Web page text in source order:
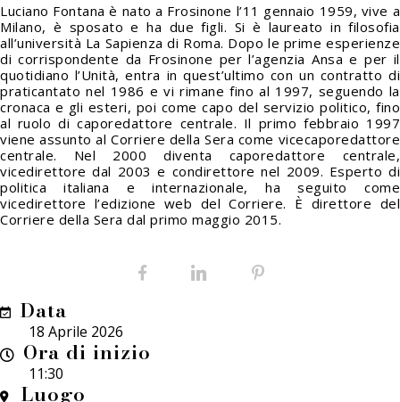
Luciano Fontana è nato a Frosinone l’11 gennaio 1959, vive a
Milano, è sposato e ha due figli. Si è laureato in filosofia
all’università La Sapienza di Roma. Dopo le prime esperienze
di corrispondente da Frosinone per l’agenzia Ansa e per il
quotidiano l’Unità, entra in quest’ultimo con un contratto di
praticantato nel 1986 e vi rimane fino al 1997, seguendo la
cronaca e gli esteri, poi come capo del servizio politico, fino
al ruolo di caporedattore centrale. Il primo febbraio 1997
viene assunto al Corriere della Sera come vicecaporedattore
centrale. Nel 2000 diventa caporedattore centrale,
vicedirettore dal 2003 e condirettore nel 2009. Esperto di
politica italiana e internazionale, ha seguito come
vicedirettore l’edizione web del Corriere. È direttore del
Corriere della Sera dal primo maggio 2015.
Facebook LinkedIn
Data
18 Aprile 2026
Ora di inizio
11:30
Luogo